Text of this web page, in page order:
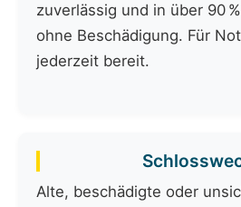
zuverlässig und in über 90
ohne Beschädigung. Für
jederzeit bereit.
Alte, beschädigte oder